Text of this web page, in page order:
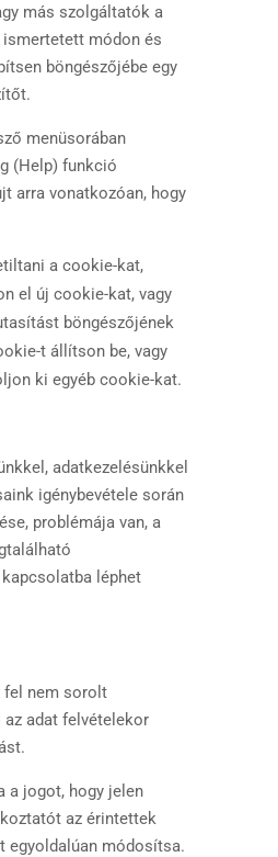
más szolgáltatók a
módon és
böngészőjébe egy
menüsorában
(Help) funkció
arra vonatkozóan, hogy
a cookie-kat,
el új cookie-kat, vagy
böngészőjének
t állítson be, vagy
ki egyéb cookie-kat.
adatkezelésünkkel
igénybevétele során
problémája van, a
léphet
fel nem sorolt
adat felvételekor
a jogot, hogy jelen
az érintettek
egyoldalúan módosítsa.